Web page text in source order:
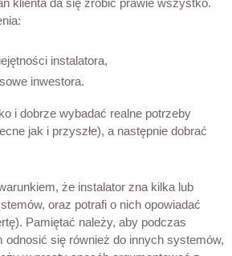
klienta da się zrobić prawie wszystko.
instalatora,
inwestora.
i dobrze wybadać realne potrzeby
jak i przyszłe), a następnie dobrać
że instalator zna kilka lub
oraz potrafi o nich opowiadać
Pamiętać należy, aby podczas
odnosić się również do innych systemów,